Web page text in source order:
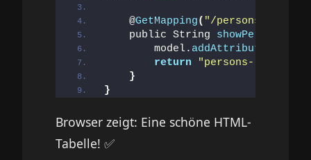
    @
GetMapping( "/persons"
    public String
showPersons
        model.
addAttribute
return
"persons-list"
}
}
Browser zeigt: Eine schöne HTML-
Tabelle! ✅